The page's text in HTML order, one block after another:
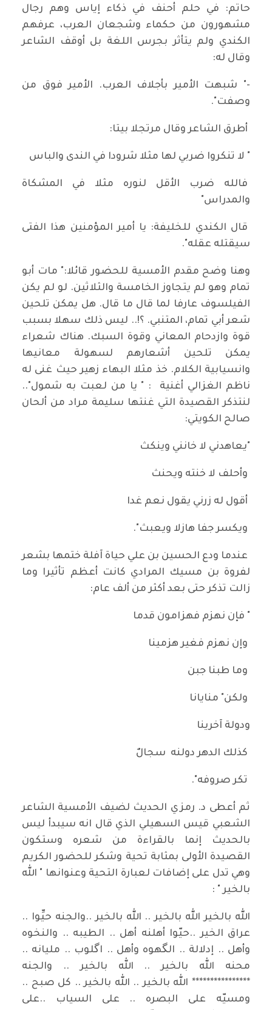
حاتم: في حلم أحنف في ذكاء إياس وهم رجال
مشهورون من حكماء وشجعان العرب، عرفهم
الكندي ولم يتأثر بجرس اللغة بل أوقف الشاعر
وقال له:
-" شبهت الأمير بأجلاف العرب. الأمير فوق من
وصفت".
أطرق الشاعر وقال مرتجلا بيتا:
" لا تنكروا ضربي لها مثلا شرودا في الندى والباس
فالله ضرب الأقل لنوره مثلا في المشكاة
والمدراس"
قال الكندي للخليفة: يا أمير المؤمنين هذا الفتى
سيقتله عقله".
وهنا وضح مقدم الأمسية للحضور قائلا:" مات أبو
تمام وهو لم يتجاوز الخامسة والثلاثين. لو لم يكن
الفيلسوف عارفا لما قال ما قال. هل يمكن تلحين
شعر أبي تمام، المتنبي. ؟!.. ليس ذلك سهلا بسبب
قوة وازدحام المعاني وقوة السبك. هناك شعراء
يمكن تلحين أشعارهم لسهولة معانيها
وانسيابية الكلام. خذ مثلا البهاء زهير حيث غنى له
ناظم الغزالي أغنية : " يا من لعبت به شمول"..
لنتذكر القصيدة التي غنتها سليمة مراد من ألحان
صالح الكويتي:
"يعاهدني لا خانني وينكث
وأحلف لا خنته ويحنث
أقول له زرني يقول نعم غدا
ويكسر جفا هازلا ويعبث".
عندما ودع الحسين بن علي حياة آفلة ختمها بشعر
لفروة بن مسيك المرادي كانت أعظم تأثيرا وما
زالت تذكر حتى بعد أكثر من ألف عام:
" فإن نهزم فهزامون قدما
وإن نهزم فغير هزمينا
وما طبنا جبن
ولكن" منايانا
ودولة آخرينا
كذلك الدهر دولنه سجالٌ
تكر صروفه".
ثم أعطى د. رمزي الحديث لضيف الأمسية الشاعر
الشعبي قيس السهيلي الذي قال انه سيبدأ ليس
بالحديث إنما بالقراءة من شعره وستكون
القصيدة الأولى بمثابة تحية وشكر للحضور الكريم
وهي تدل على إضافات لعبارة التحية وعنوانها " الله
بالخير " :
الله بالخير الله بالخير .. الله بالخير ..والجنه حيِّوا ..
عراق الخير ..حيّوا أهلنه أهل .. الطيبه .. والنخوه
وأهل .. إدلالة .. الگهوه وأهل .. اگلوب .. مليانه ..
محنه الله بالخير .. الله بالخير .. والجنه
**************** الله بالخير .. الله بالخير .. كل صبح ..
ومسيّه على البصره .. على السياب ..على